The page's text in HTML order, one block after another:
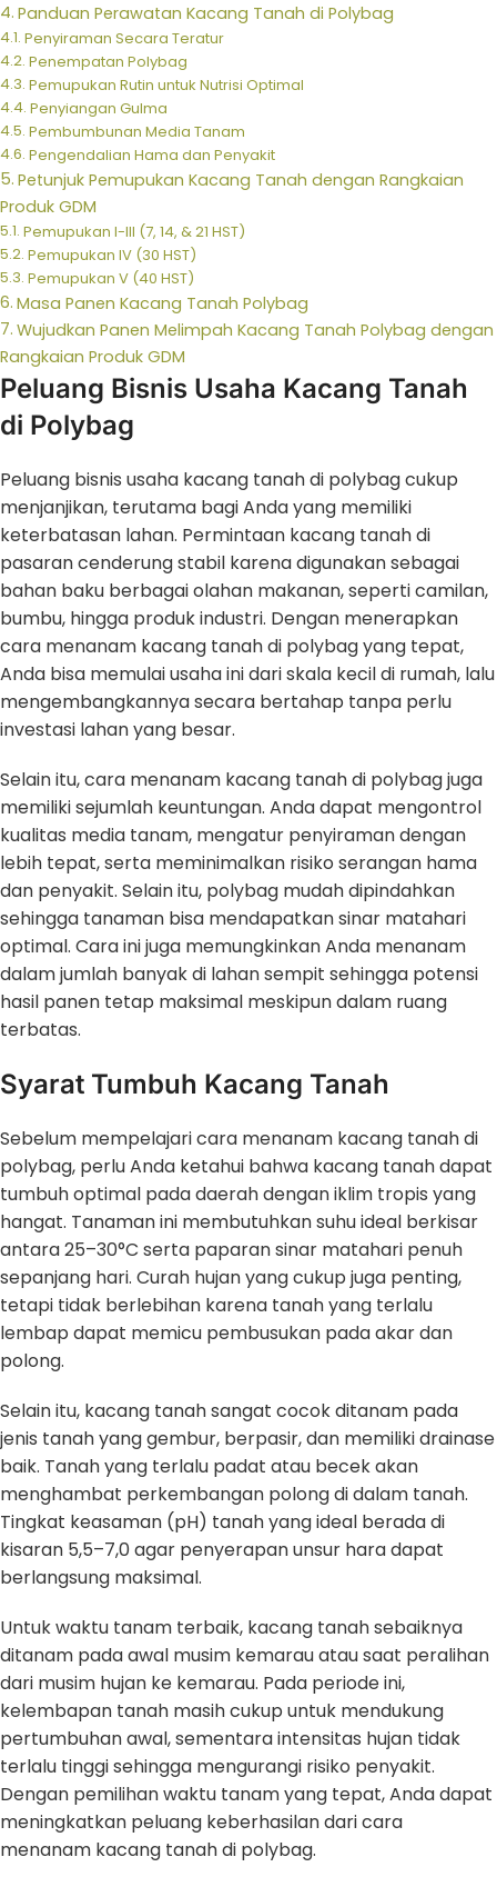
Panduan Perawatan Kacang Tanah di Polybag
Penyiraman Secara Teratur
Penempatan Polybag
Pemupukan Rutin untuk Nutrisi Optimal
Penyiangan Gulma
Pembumbunan Media Tanam
Pengendalian Hama dan Penyakit
Petunjuk Pemupukan Kacang Tanah dengan Rangkaian
Produk GDM
Pemupukan I-III (7, 14, & 21 HST)
Pemupukan IV (30 HST)
Pemupukan V (40 HST)
Masa Panen Kacang Tanah Polybag
Wujudkan Panen Melimpah Kacang Tanah Polybag dengan
Rangkaian Produk GDM
Peluang Bisnis Usaha Kacang Tanah
di Polybag
Peluang bisnis usaha kacang tanah di polybag cukup
menjanjikan, terutama bagi Anda yang memiliki
keterbatasan lahan. Permintaan kacang tanah di
pasaran cenderung stabil karena digunakan sebagai
bahan baku berbagai olahan makanan, seperti camilan,
bumbu, hingga produk industri. Dengan menerapkan
cara menanam kacang tanah di polybag yang tepat,
Anda bisa memulai usaha ini dari skala kecil di rumah, lalu
mengembangkannya secara bertahap tanpa perlu
investasi lahan yang besar.
Selain itu, cara menanam kacang tanah di polybag juga
memiliki sejumlah keuntungan. Anda dapat mengontrol
kualitas media tanam, mengatur penyiraman dengan
lebih tepat, serta meminimalkan risiko serangan hama
dan penyakit. Selain itu, polybag mudah dipindahkan
sehingga tanaman bisa mendapatkan sinar matahari
optimal. Cara ini juga memungkinkan Anda menanam
dalam jumlah banyak di lahan sempit sehingga potensi
hasil panen tetap maksimal meskipun dalam ruang
terbatas.
Syarat Tumbuh Kacang Tanah
Sebelum mempelajari cara menanam kacang tanah di
polybag, perlu Anda ketahui bahwa kacang tanah dapat
tumbuh optimal pada daerah dengan iklim tropis yang
hangat. Tanaman ini membutuhkan suhu ideal berkisar
antara 25–30°C serta paparan sinar matahari penuh
sepanjang hari. Curah hujan yang cukup juga penting,
tetapi tidak berlebihan karena tanah yang terlalu
lembap dapat memicu pembusukan pada akar dan
polong.
Selain itu, kacang tanah sangat cocok ditanam pada
jenis tanah yang gembur, berpasir, dan memiliki drainase
baik. Tanah yang terlalu padat atau becek akan
menghambat perkembangan polong di dalam tanah.
Tingkat keasaman (pH) tanah yang ideal berada di
kisaran 5,5–7,0 agar penyerapan unsur hara dapat
berlangsung maksimal.
Untuk waktu tanam terbaik, kacang tanah sebaiknya
ditanam pada awal musim kemarau atau saat peralihan
dari musim hujan ke kemarau. Pada periode ini,
kelembapan tanah masih cukup untuk mendukung
pertumbuhan awal, sementara intensitas hujan tidak
terlalu tinggi sehingga mengurangi risiko penyakit.
Dengan pemilihan waktu tanam yang tepat, Anda dapat
meningkatkan peluang keberhasilan dari cara
menanam kacang tanah di polybag.